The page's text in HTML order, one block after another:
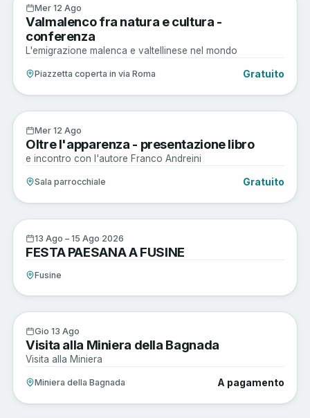
Arte e Cultura
Mer 12 Ago
Valmalenco fra natura e cultura -
conferenza
L'emigrazione malenca e valtellinese nel mondo
Piazzetta coperta in via Roma Gratuito
Arte e Cultura
Mer 12 Ago
Oltre l'apparenza - presentazione libro
e incontro con l'autore Franco Andreini
Sala parrocchiale Gratuito
Sagre e Tradizioni
13 Ago – 15 Ago 2026
FESTA PAESANA A FUSINE
Fusine
Sagre e Tradizioni
Gio 13 Ago
Visita alla Miniera della Bagnada
Visita alla Miniera
Miniera della Bagnada A pagamento